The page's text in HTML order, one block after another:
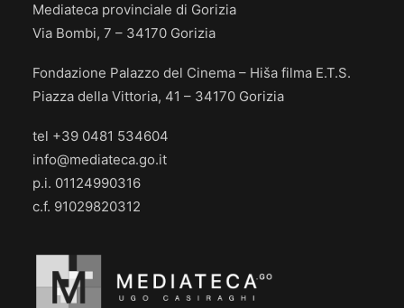
Mediateca provinciale di Gorizia
Via Bombi, 7 – 34170 Gorizia
Fondazione Palazzo del Cinema – Hiša filma E.T.S.
Piazza della Vittoria, 41 – 34170 Gorizia
tel +39 0481 534604
info@mediateca.go.it
p.i. 01124990316
c.f. 91029820312